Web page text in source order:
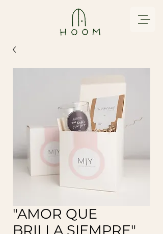
"AMOR QUE
BRILLA SIEMPRE"